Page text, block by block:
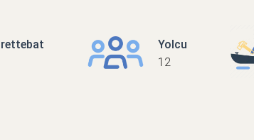
Yolcu
12